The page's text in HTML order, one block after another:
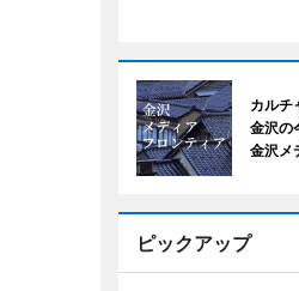
カルチ
金沢の
金沢メ
ピックアップ